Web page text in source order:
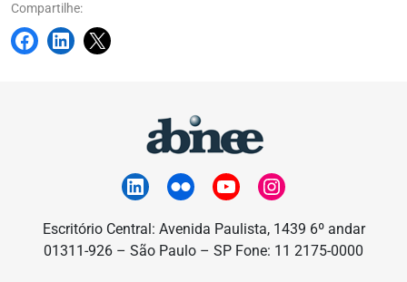
Compartilhe:
Escritório Central: Avenida Paulista, 1439 6º andar
01311-926 – São Paulo – SP Fone: 11 2175-0000